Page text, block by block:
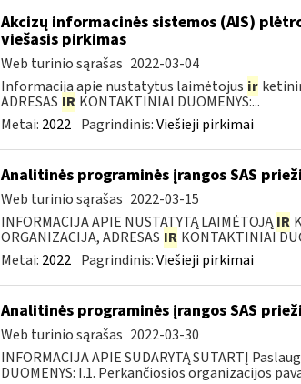
Akcizų informacinės sistemos (AIS)
viešasis pirkimas
Web turinio sąrašas 2022-03-04
Informacija apie nustatytus laimėtojus ir
ADRESAS IR KONTAKTINIAI DUOMENYS:...
Metai: 2022 Pagrindinis:Viešieji pirkimai
Analitinės programinės įrangos SAS
Web turinio sąrašas 2022-03-15
INFORMACIJA APIE NUSTATYTĄ LAIMĖTOJĄIR
ORGANIZACIJA, ADRESAS IR KONTAKTINIAI
Metai: 2022 Pagrindinis:Viešieji pirkimai
Analitinės programinės įrangos SAS
Web turinio sąrašas 2022-03-30
INFORMACIJA APIE SUDARYTĄ SUTARTĮ
DUOMENYS: I.1. Perkančiosios organizacijos